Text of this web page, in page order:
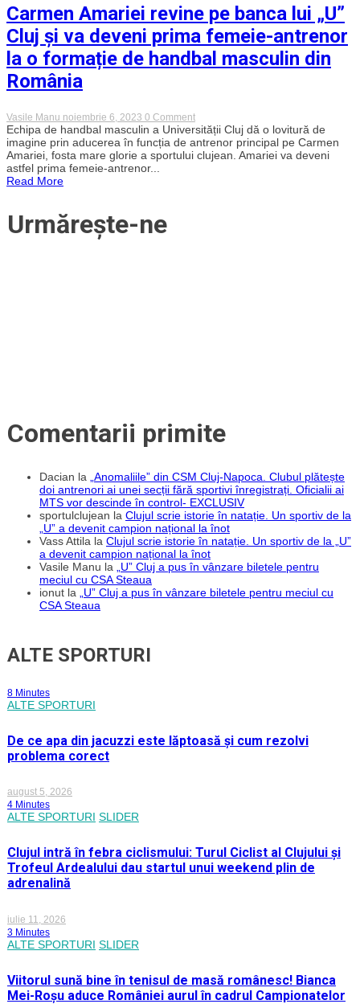
Antrenoarea
va
debuta
sâmbătă
„acasă”
în
Carmen Amariei revine pe banca lui „U”
Cluj și va deveni prima femeie-antrenor
la o formație de handbal masculin din
România
Vasile Manu noiembrie 6, 2023 0 Commenton
Carmen
Amariei
revine
pe
Echipa de handbal masculin a Universității Cluj dă o lovitură de
imagine prin aducerea în funcția de antrenor principal pe Carmen
Amariei, fosta mare glorie a sportului clujean. Amariei va deveni
astfel prima femeie-antrenor...
Read More
Urmărește-ne
Comentarii primite
Dacian la
„Anomaliile” din CSM Cluj-Napoca. Clubul plătește
doi antrenori ai unei secții fără sportivi înregistrați. Oficialii ai
MTS vor descinde în control- EXCLUSIV
sportulclujean la Clujul scrie istorie în natație. Un sportiv de la
„U” a devenit campion național la înot
Vass Attila la Clujul scrie istorie în natație. Un sportiv de la „U”
a devenit campion național la înot
Vasile Manu la
„U” Cluj a pus în vânzare biletele pentru
meciul cu CSA Steaua
ionut la
„U” Cluj a pus în vânzare biletele pentru meciul cu
CSA Steaua
ALTE SPORTURI
8 Minutes
ALTE SPORTURI
De ce apa din jacuzzi este lăptoasă și cum rezolvi
problema corect
august 5, 2026
4 Minutes
ALTE SPORTURI SLIDER
Clujul intră în febra ciclismului: Turul Ciclist al Clujului și
Trofeul Ardealului dau startul unui weekend plin de
adrenalină
iulie 11, 2026
3 Minutes
ALTE SPORTURI SLIDER
Viitorul sună bine în tenisul de masă românesc! Bianca
Mei-Roșu aduce României aurul în cadrul Campionatelor